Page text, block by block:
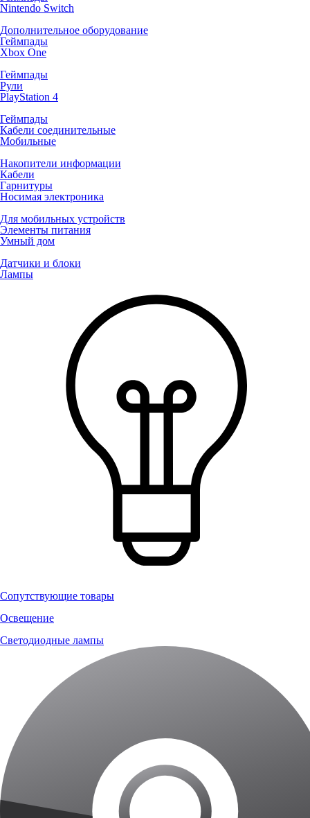
Nintendo Switch
Дополнительное оборудование
Геймпады
Xbox One
Геймпады
Рули
PlayStation 4
Геймпады
Кабели соединительные
Мобильные
Накопители информации
Кабели
Гарнитуры
Носимая электроника
Для мобильных устройств
Элементы питания
Умный дом
Датчики и блоки
Лампы
Сопутствующие товары
Освещение
Светодиодные лампы